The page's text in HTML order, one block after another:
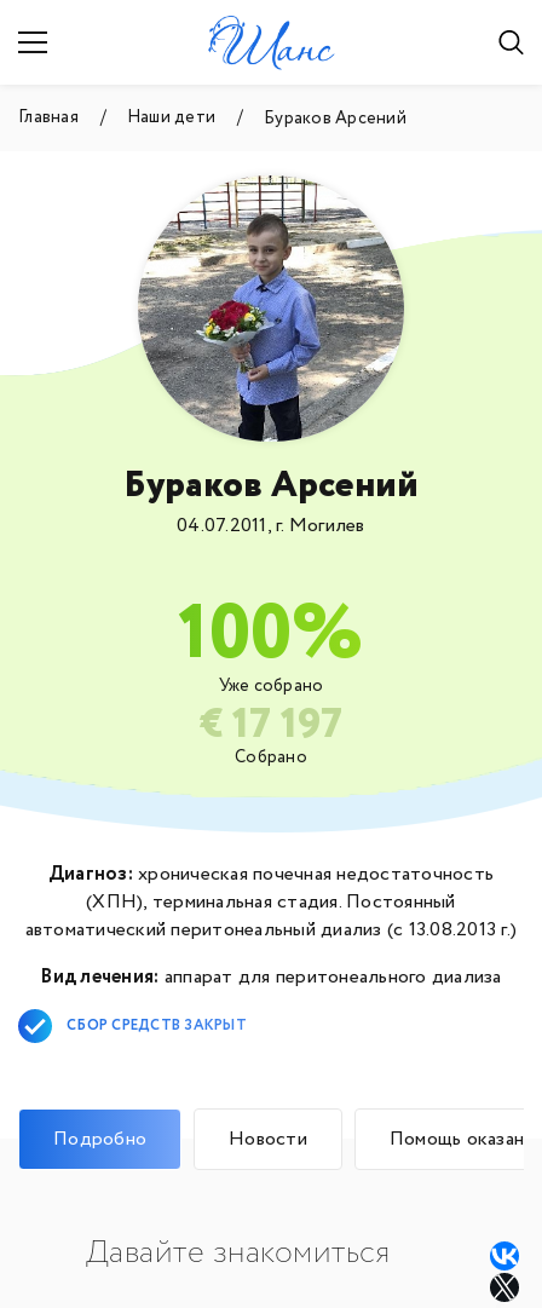
Главная Наши дети Бураков Арсений
Собрано
€ 17 197
Уже собрано
100%
Бураков Арсений
04.07.2011, г. Могилев
Диагноз: хроническая почечная недостаточность
(ХПН), терминальная стадия. Постоянный
автоматический перитонеальный диализ (с 13.08.2013 г.)
Вид лечения: аппарат для перитонеального диализа
СБОР СРЕДСТВ ЗАКРЫТ
Подробно Новости Помощь оказана
Давайте знакомиться